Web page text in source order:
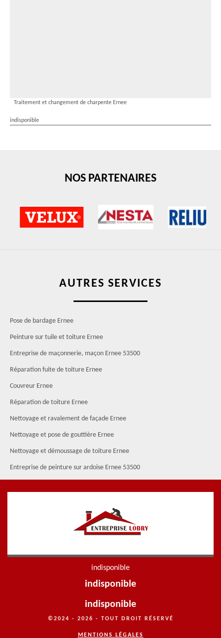
Traitement et changement de charpente Ernee
indisponible
NOS PARTENAIRES
AUTRES SERVICES
Pose de bardage Ernee
Peinture sur tuile et toiture Ernee
Entreprise de maçonnerie, maçon Ernee 53500
Réparation fuite de toiture Ernee
Couvreur Ernee
Réparation de toiture Ernee
Nettoyage et ravalement de façade Ernee
Nettoyage et pose de gouttière Ernee
Nettoyage et démoussage de toiture Ernee
Entreprise de peinture sur ardoise Ernee 53500
indisponible
indisponible
indisponible
©2024 - 2026 - TOUT DROIT RÉSERVÉ
MENTIONS LÉGALES